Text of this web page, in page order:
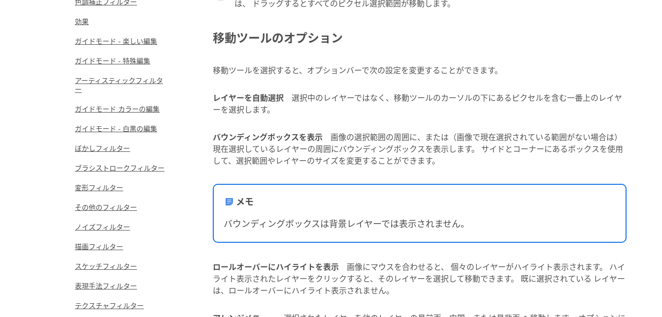
効果
ガイドモード - 楽しい編集
ガイドモード - 特殊編集
アーティスティックフィルタ
ー
ガイドモード カラーの編集
ガイドモード - 白黒の編集
ぼかしフィルター
ブラシストロークフィルター
変形フィルター
その他のフィルター
ノイズフィルター
描画フィルター
スケッチフィルター
表現手法フィルター
テクスチャフィルター
は、 ドラッグするとすべてのピクセル選択範囲が移動します。
移動ツールのオプション
移動ツールを選択すると、オプションバーで次の設定を変更することができます。
レイヤーを自動選択
選択中のレイヤーではなく、移動ツールのカーソルの下にあるピクセルを含む一番上のレイヤ
ーを選択します。
バウンディングボックスを表示
画像の選択範囲の周囲に、または（画像で現在選択されている範囲がない場合は）
現在選択しているレイヤーの周囲にバウンディングボックスを表示します。 サイドとコーナーにあるボックスを使用
して、選択範囲やレイヤーのサイズを変更することができます。
メモ
バウンディングボックスは背景レイヤーでは表示されません。
ロールオーバーにハイライトを表示
画像にマウスを合わせると、 個々のレイヤーがハイライト表示されます。 ハイ
ライト表示されたレイヤーをクリックすると、そのレイヤーを選択して移動できます。 既に選択されている レイヤー
は、ロールオーバーにハイライト表示されません。